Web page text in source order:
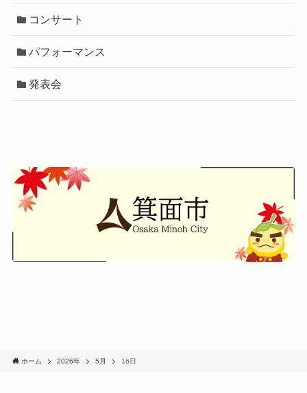
コンサート
パフォーマンス
発表会
ホーム 2026年 5月 16日